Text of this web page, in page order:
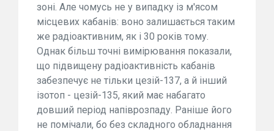
зоні. Але чомусь не у випадку із м'ясом
місцевих кабанів: воно залишається таким
же радіоактивним, як і 30 років тому.
Однак більш точні вимірювання показали,
що підвищену радіоактивність кабанів
забезпечує не тільки цезій-137, а й інший
ізотоп - цезій-135, який має набагато
довший період напіврозпаду. Раніше його
не помічали, бо без складного обладнання